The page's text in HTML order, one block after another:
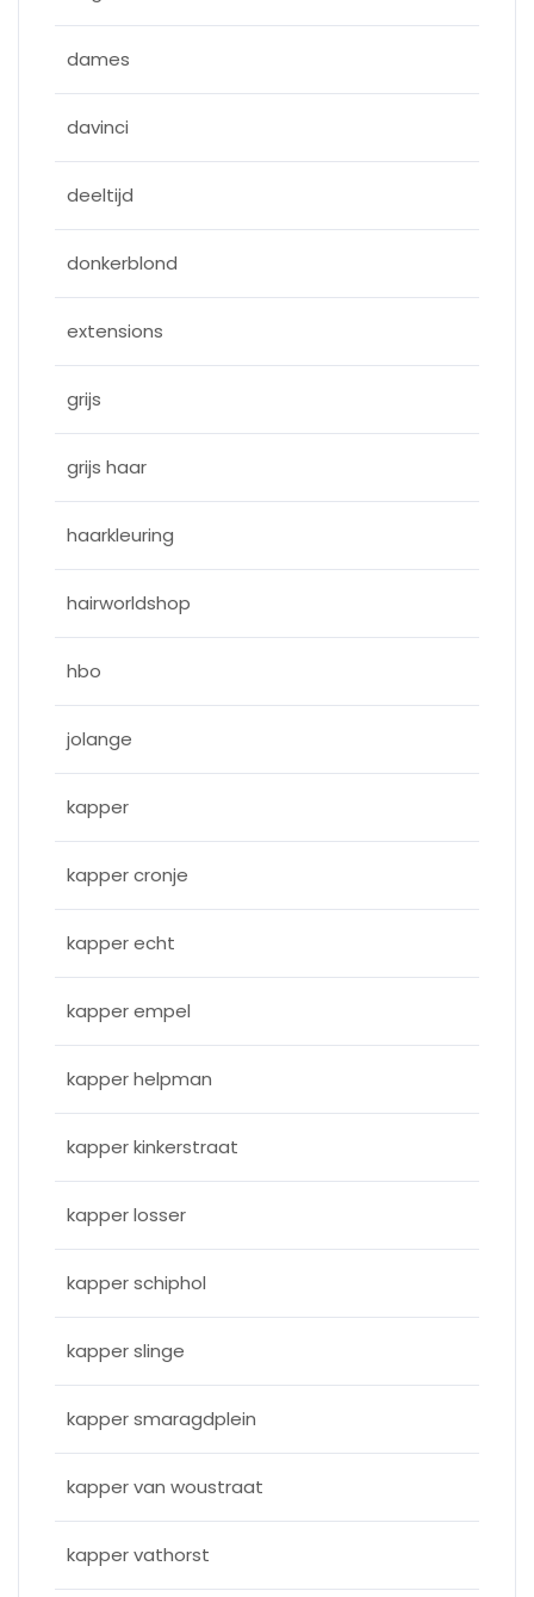
dames
davinci
deeltijd
donkerblond
extensions
grijs
grijs haar
haarkleuring
hairworldshop
hbo
jolange
kapper
kapper cronje
kapper echt
kapper empel
kapper helpman
kapper kinkerstraat
kapper losser
kapper schiphol
kapper slinge
kapper smaragdplein
kapper van woustraat
kapper vathorst